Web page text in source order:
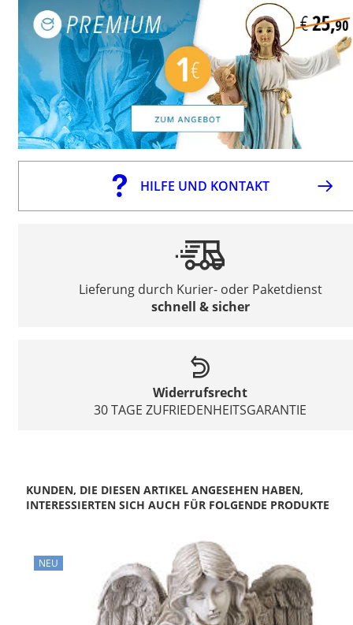
HILFE UND KONTAKT
Lieferung durch Kurier- oder Paketdienst
schnell & sicher
Widerrufsrecht
30 TAGE ZUFRIEDENHEITSGARANTIE
KUNDEN, DIE DIESEN ARTIKEL ANGESEHEN HABEN,
INTERESSIERTEN SICH AUCH FÜR FOLGENDE PRODUKTE
NEU